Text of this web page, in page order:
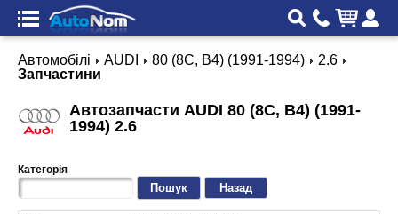
Автомобілі AUDI 80 (8C, B4) (1991-1994)
2.6
Запчастини
Автозапчасти AUDI 80 (8C, B4) (1991-
1994) 2.6
Категорія
Назад